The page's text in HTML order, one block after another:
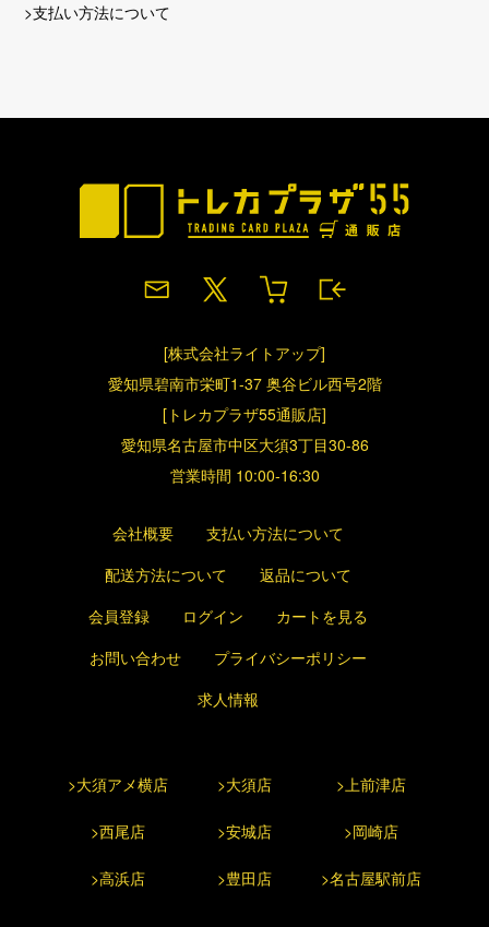
>支払い方法について
[株式会社ライトアップ]
愛知県碧南市栄町1-37 奥谷ビル西号2階
[トレカプラザ55通販店]
愛知県名古屋市中区大須3丁目30-86
営業時間 10:00-16:30
会社概要
支払い方法について
配送方法について
返品について
会員登録
ログイン
カートを見る
お問い合わせ
プライバシーポリシー
求人情報
>大須アメ横店 >大須店 >上前津店
>西尾店 >安城店 >岡崎店
>高浜店 >豊田店 >名古屋駅前店